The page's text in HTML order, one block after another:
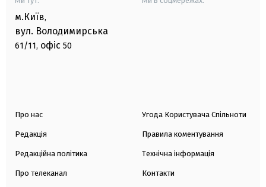
м.Київ,
вул. Володимирська
61/11, офіс 50
Про нас
Редакція
Редакційна політика
Про телеканал
Угода Користувача Спільноти
Правила коментування
Технічна інформація
Контакти